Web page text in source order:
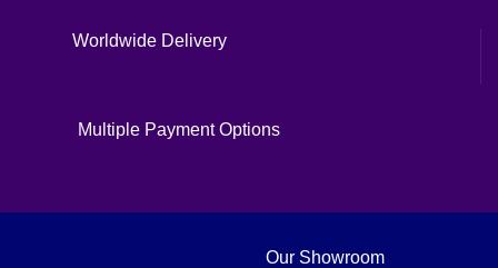
Worldwide Delivery
Multiple Payment Options
Our Showroom